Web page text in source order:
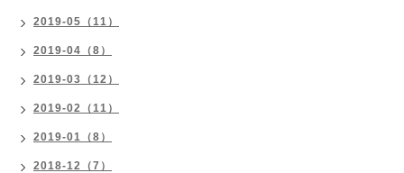
2019-05（11）
2019-04（8）
2019-03（12）
2019-02（11）
2019-01（8）
2018-12（7）